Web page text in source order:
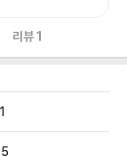
리뷰1